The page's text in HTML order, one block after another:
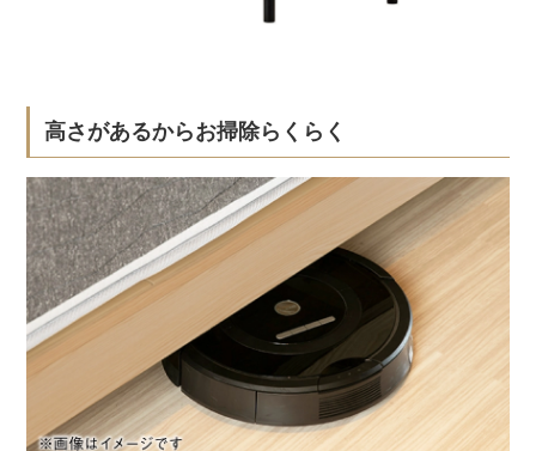
高さがあるからお掃除らくらく